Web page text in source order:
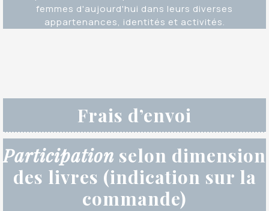
femmes d'aujourd'hui dans leurs diverses
appartenances, identités et activités.
Frais d’envoi
Participation selon dimension
des livres (indication sur la
commande)